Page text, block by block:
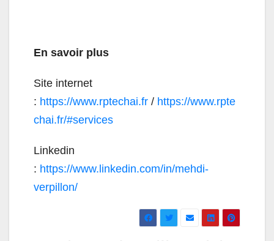
En savoir plus
Site internet
: https://www.rptechai.fr / https://www.rpte
chai.fr/#services
Linkedin
: https://www.linkedin.com/in/mehdi-
verpillon/